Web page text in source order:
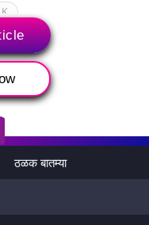
2024
MS Dhoni
ठळक बातम्या